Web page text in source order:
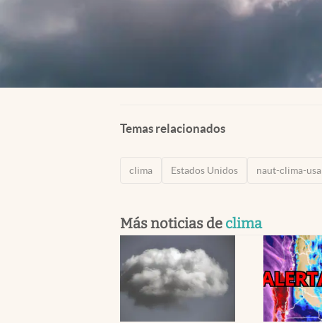
Temas relacionados
clima Estados Unidos naut-clima-usa
Más noticias de clima